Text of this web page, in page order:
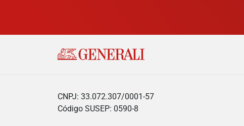
CNPJ: 33.072.307/0001-57
Código SUSEP: 0590-8